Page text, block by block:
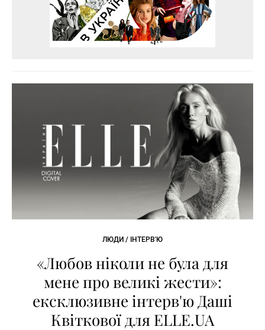
ЛЮДИ / ІНТЕРВ'Ю
«Любов ніколи не була для
мене про великі жести»:
ексклюзивне інтерв'ю Даші
Квіткової для ELLE.UA